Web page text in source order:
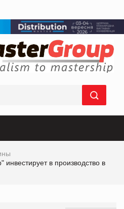
в производство в